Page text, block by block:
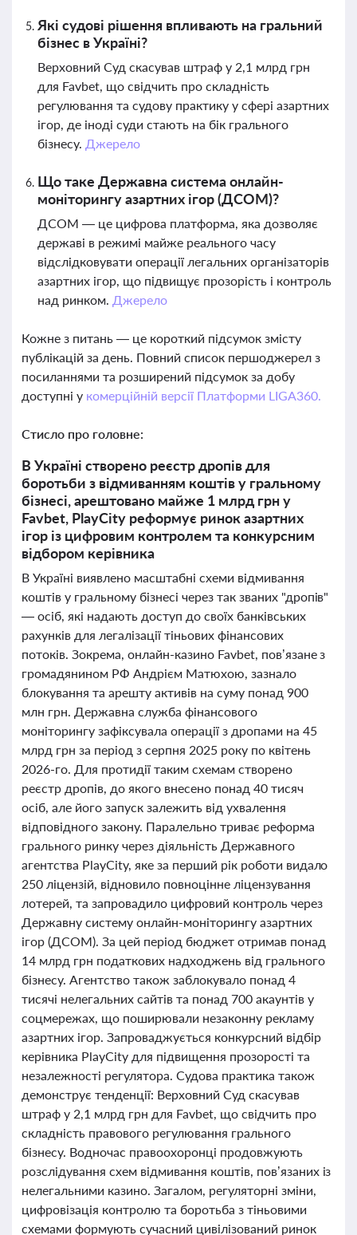
Які судові рішення впливають на гральний
бізнес в Україні?
Верховний Суд скасував штраф у 2,1 млрд грн
для Favbet, що свідчить про складність
регулювання та судову практику у сфері азартних
ігор, де іноді суди стають на бік грального
бізнесу. Джерело
Що таке Державна система онлайн-
моніторингу азартних ігор (ДСОМ)?
ДСОМ — це цифрова платформа, яка дозволяє
державі в режимі майже реального часу
відслідковувати операції легальних організаторів
азартних ігор, що підвищує прозорість і контроль
над ринком. Джерело
Кожне з питань — це короткий підсумок змісту
публікацій за день. Повний список першоджерел з
посиланнями та розширений підсумок за добу
доступні у комерційній версії Платформи LIGA360.
Стисло про головне:
В Україні створено реєстр дропів для
боротьби з відмиванням коштів у гральному
бізнесі, арештовано майже 1 млрд грн у
Favbet, PlayCity реформує ринок азартних
ігор із цифровим контролем та конкурсним
відбором керівника
В Україні виявлено масштабні схеми відмивання
коштів у гральному бізнесі через так званих "дропів"
— осіб, які надають доступ до своїх банківських
рахунків для легалізації тіньових фінансових
потоків. Зокрема, онлайн-казино Favbet, пов’язане з
громадянином РФ Андрієм Матюхою, зазнало
блокування та арешту активів на суму понад 900
млн грн. Державна служба фінансового
моніторингу зафіксувала операції з дропами на 45
млрд грн за період з серпня 2025 року по квітень
2026-го. Для протидії таким схемам створено
реєстр дропів, до якого внесено понад 40 тисяч
осіб, але його запуск залежить від ухвалення
відповідного закону. Паралельно триває реформа
грального ринку через діяльність Державного
агентства PlayCity, яке за перший рік роботи видало
250 ліцензій, відновило повноцінне ліцензування
лотерей, та запровадило цифровий контроль через
Державну систему онлайн-моніторингу азартних
ігор (ДСОМ). За цей період бюджет отримав понад
14 млрд грн податкових надходжень від грального
бізнесу. Агентство також заблокувало понад 4
тисячі нелегальних сайтів та понад 700 акаунтів у
соцмережах, що поширювали незаконну рекламу
азартних ігор. Запроваджується конкурсний відбір
керівника PlayCity для підвищення прозорості та
незалежності регулятора. Судова практика також
демонструє тенденції: Верховний Суд скасував
штраф у 2,1 млрд грн для Favbet, що свідчить про
складність правового регулювання грального
бізнесу. Водночас правоохоронці продовжують
розслідування схем відмивання коштів, пов’язаних із
нелегальними казино. Загалом, регуляторні зміни,
цифровізація контролю та боротьба з тіньовими
схемами формують сучасний цивілізований ринок